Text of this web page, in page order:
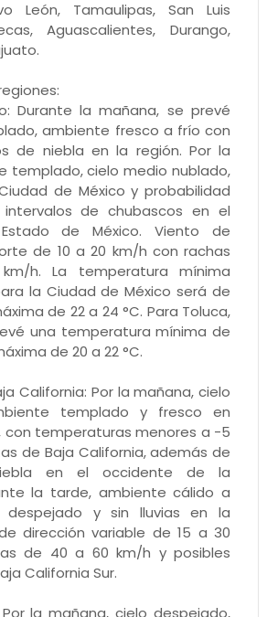
León, Tamaulipas, San Luis
Aguascalientes, Durango,
Durante la mañana, se prevé
ambiente fresco a frío con
de niebla en la región. Por la
templado, cielo medio nublado,
de México y probabilidad
de chubascos en el
de México. Viento de
de 10 a 20 km/h con rachas
h. La temperatura mínima
la Ciudad de México será de
de 22 a 24 °C. Para Toluca,
una temperatura mínima de
de 20 a 22 °C.
California: Por la mañana, cielo
templado y fresco en
con temperaturas menores a -5
de Baja California, además de
en el occidente de la
la tarde, ambiente cálido a
despejado y sin lluvias en la
dirección variable de 15 a 30
de 40 a 60 km/h y posibles
California Sur.
la mañana, cielo despejado,